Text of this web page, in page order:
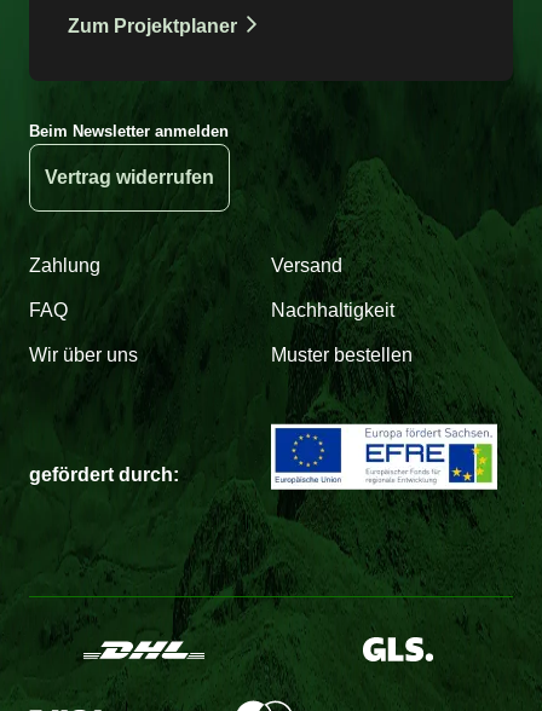
Zum Projektplaner
Beim Newsletter anmelden
Vertrag widerrufen
Zahlung Versand
FAQ Nachhaltigkeit
Wir über uns Muster bestellen
gefördert durch: